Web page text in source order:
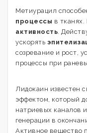
Метиурацил
процессы в
активность .
ускорять
созревание и рост,
процессы при
Лидокаин известен
эффектом, который
натриевых каналов
генерации в
Активное вещество